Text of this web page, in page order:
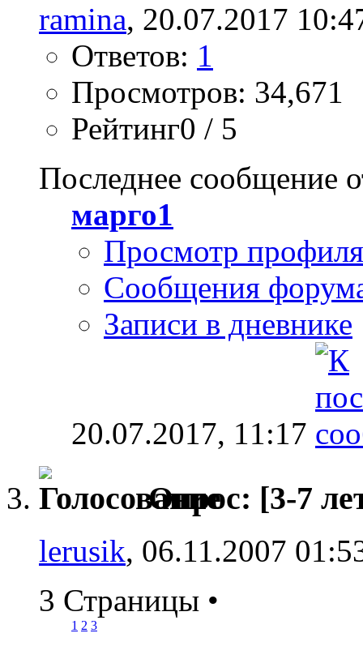
ramina, 20.07.2017
Ответов: 1
Просмотров: 34,671
Рейтинг0 / 5
Последнее сообщение
марго1
Просмотр профиля
Сообщения
Записи в дневнике
20.07.2017, 11:17
Опрос: [3-7
lerusik, 06.11.2007
3 Страницы •
1 2 3